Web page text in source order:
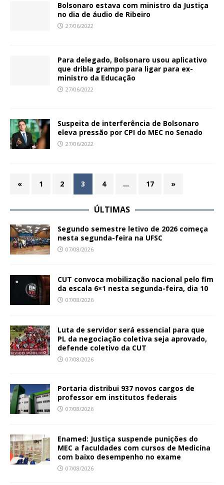
Bolsonaro estava com ministro da Justiça
no dia de áudio de Ribeiro
27/06/2022
Para delegado, Bolsonaro usou aplicativo
que dribla grampo para ligar para ex-
ministro da Educação
27/06/2022
Suspeita de interferência de Bolsonaro
eleva pressão por CPI do MEC no Senado
27/06/2022
« 1 2 3 4 … 17 »
ÚLTIMAS
Segundo semestre letivo de 2026 começa
nesta segunda-feira na UFSC
07/08/2026
CUT convoca mobilização nacional pelo fim
da escala 6×1 nesta segunda-feira, dia 10
07/08/2026
Luta de servidor será essencial para que
PL da negociação coletiva seja aprovado,
defende coletivo da CUT
07/08/2026
Portaria distribui 937 novos cargos de
professor em institutos federais
07/08/2026
Enamed: Justiça suspende punições do
MEC a faculdades com cursos de Medicina
com baixo desempenho no exame
07/08/2026